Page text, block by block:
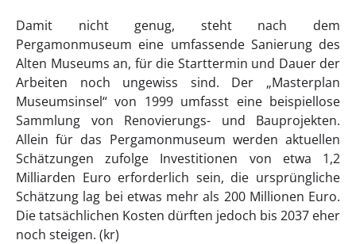
Damit nicht genug, steht nach dem
Pergamonmuseum eine umfassende Sanierung des
Alten Museums an, für die Starttermin und Dauer der
Arbeiten noch ungewiss sind. Der „Masterplan
Museumsinsel“ von 1999 umfasst eine beispiellose
Sammlung von Renovierungs- und Bauprojekten.
Allein für das Pergamonmuseum werden aktuellen
Schätzungen zufolge Investitionen von etwa 1,2
Milliarden Euro erforderlich sein, die ursprüngliche
Schätzung lag bei etwas mehr als 200 Millionen Euro.
Die tatsächlichen Kosten dürften jedoch bis 2037 eher
noch steigen. (kr)